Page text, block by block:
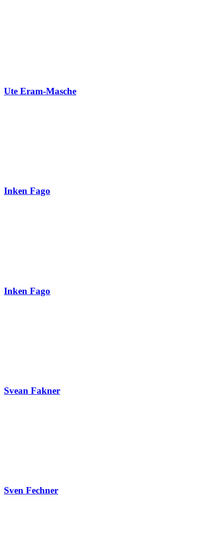
Ute Eram-Masche
Inken Fago
Inken Fago
Svean Fakner
Sven Fechner